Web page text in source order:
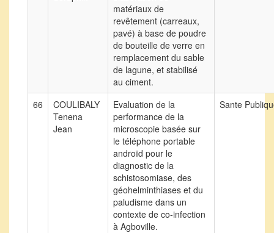
matériaux de
revêtement (carreaux,
pavé) à base de poudre
de bouteille de verre en
remplacement du sable
de lagune, et stabilisé
au ciment.
66
COULIBALY
Tenena
Jean
Evaluation de la
performance de la
microscopie basée sur
le téléphone portable
androïd pour le
diagnostic de la
schistosomiase, des
géohelminthiases et du
paludisme dans un
contexte de co-infection
à Agboville.
Sante